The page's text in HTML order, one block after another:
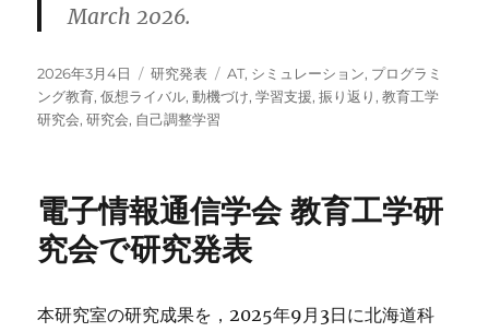
March 2026.
投
稿
日:
2026年3月4日
カ
テ
ゴ
研究発表
タ
グ
AT, シミュレーション, プログラミ
ング教育,仮想ライバル,動機づけ,学習支援,振り返り ,教育工学
研究会,研究会, 自己調整学習
電子情報通信学会 教育工学研
究会で研究発表
本研究室の研究成果を，2025年9月3日に北海道科